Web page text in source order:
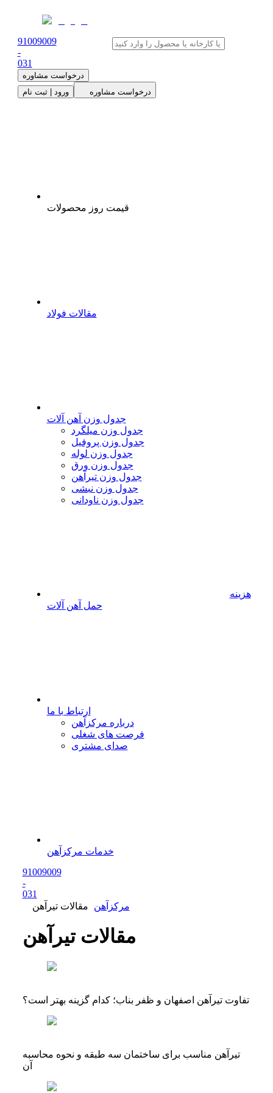
91009009
-
031
درخواست مشاوره
ورود | ثبت نام
درخواست مشاوره
قیمت روز محصولات
مقالات فولاد
جدول وزن آهن آلات
جدول وزن میلگرد
جدول وزن پروفیل
جدول وزن لوله
جدول وزن ورق
جدول وزن تیرآهن
جدول وزن نبشی
جدول وزن ناودانی
هزینه
حمل آهن آلات
ارتباط با ما
درباره مرکزآهن
فرصت های شغلی
صدای مشتری
خدمات مرکزآهن
91009009
-
031
مرکزآهن
مقالات تیرآهن
مقالات تیرآهن
تفاوت تیرآهن اصفهان و ظفر بناب؛ کدام گزینه بهتر است؟
تیرآهن مناسب برای ساختمان سه طبقه و نحوه محاسبه
آن